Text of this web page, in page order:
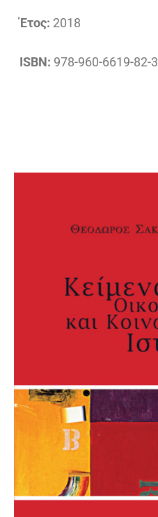
Έτος: 2018
ISBN: 978-960-6619-82-3